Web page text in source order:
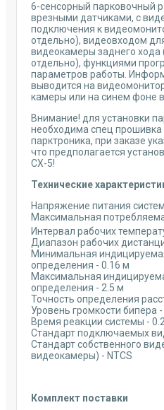
6-сенсорный парковочный
врезными датчиками, с
подключения к
отдельно), видеовходом
видеокамеры заднего хода
отдельно), функциями
параметров работы.
выводится на
камеры или на синем фоне в
Внимание! для установки
необходима спец прошивка
парктроника, при заказе
что предполагается
CX-5!
Технические
Напряжение питания
Максимальная
Интервал рабочих
Диапазон рабочих
Минимальная
определения - 0.16 м
Максимальная
определения - 2.5 м
Точность определения
Уровень громкости бипера
Время реакции системы -
Стандарт подключаемых
Стандарт собственного
видеокамеры) - NTCS
Комплект поставки